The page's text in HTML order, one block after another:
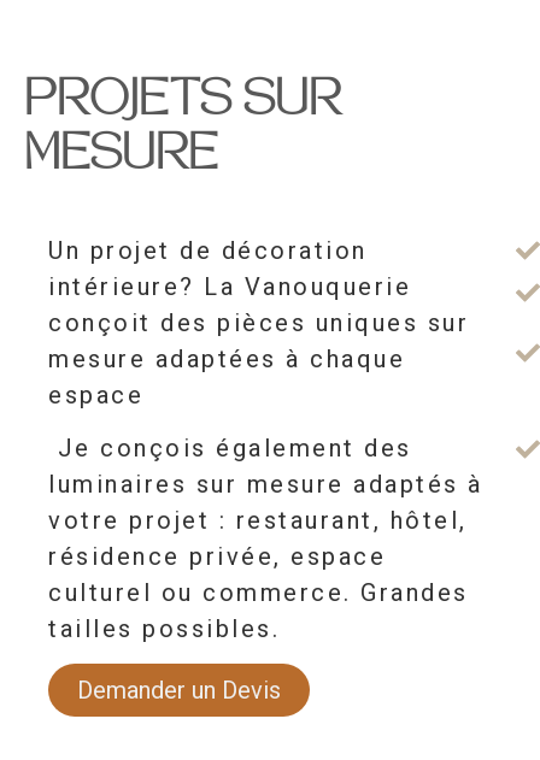
PROJETS SUR
MESURE
Un projet de décoration
intérieure? La Vanouquerie
conçoit des pièces uniques sur
mesure adaptées à chaque
espace
Je conçois également des
luminaires sur mesure adaptés à
votre projet : restaurant, hôtel,
résidence privée, espace
culturel ou commerce. Grandes
tailles possibles.
Demander un Devis